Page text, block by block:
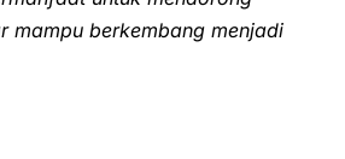
mampu berkembang menjadi